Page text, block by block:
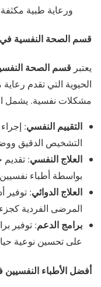
ورعاية طبية
قسم الصحة النفسية
يعتبر قسم الصحة
الحيوية التي تقدم
مشكلات نفسية. يشمل
التقييم النفسي:
التشخيص الدقيق
العلاج النفسي:
بواسطة أطباء
العلاج الدوائي: توفير
المرضى الفردية
برامج الدعم: توفير
على تحسين نوعية
أفضل الأطباء